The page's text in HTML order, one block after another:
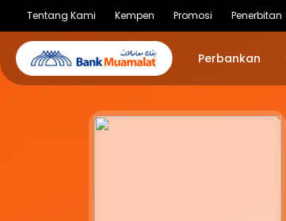
Tentang Kami Kempen Promosi Penerbitan
Perbankan